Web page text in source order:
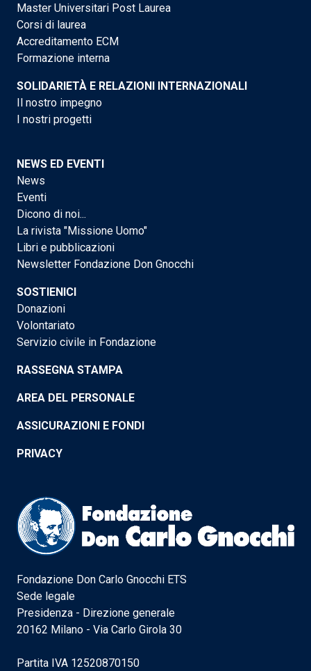
Master Universitari Post Laurea
Corsi di laurea
Accreditamento ECM
Formazione interna
SOLIDARIETÀ E RELAZIONI INTERNAZIONALI
Il nostro impegno
I nostri progetti
NEWS ED EVENTI
News
Eventi
Dicono di noi...
La rivista "Missione Uomo"
Libri e pubblicazioni
Newsletter Fondazione Don Gnocchi
SOSTIENICI
Donazioni
Volontariato
Servizio civile in Fondazione
RASSEGNA STAMPA
AREA DEL PERSONALE
ASSICURAZIONI E FONDI
PRIVACY
Fondazione Don Carlo Gnocchi ETS
Sede legale
Presidenza - Direzione generale
20162 Milano - Via Carlo Girola 30
Partita IVA 12520870150